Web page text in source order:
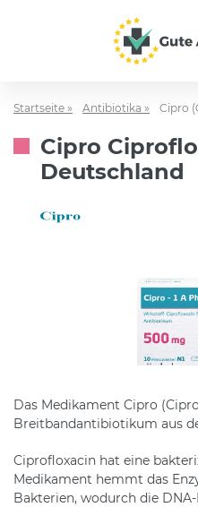
Startseite » Antibiotika » Cipro
Cipro
Deutschland
Das Medikament Cipro
Breitbandantibiotikum aus
Ciprofloxacin hat eine
Medikament hemmt das
Bakterien, wodurch die